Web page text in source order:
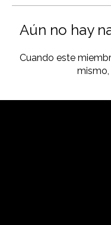
Aún no hay
Cuando este
mismo,